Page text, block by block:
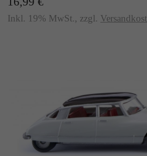
Inkl. 19% MwSt., zzgl.